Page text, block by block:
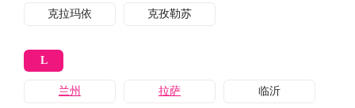
克拉玛依 克孜勒苏
L
兰州 拉萨 临沂